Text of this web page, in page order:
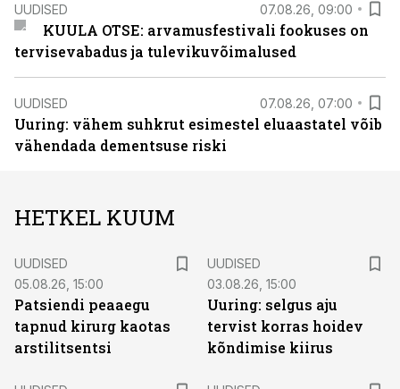
UUDISED 07.08.26, 09:00
KUULA OTSE: arvamusfestivali fookuses on
tervisevabadus ja tulevikuvõimalused
UUDISED 07.08.26, 07:00
Uuring: vähem suhkrut esimestel eluaastatel võib
vähendada dementsuse riski
HETKEL KUUM
UUDISED
05.08.26, 15:00
Patsiendi peaaegu
tapnud kirurg kaotas
arstilitsentsi
UUDISED
03.08.26, 15:00
Uuring: selgus aju
tervist korras hoidev
kõndimise kiirus